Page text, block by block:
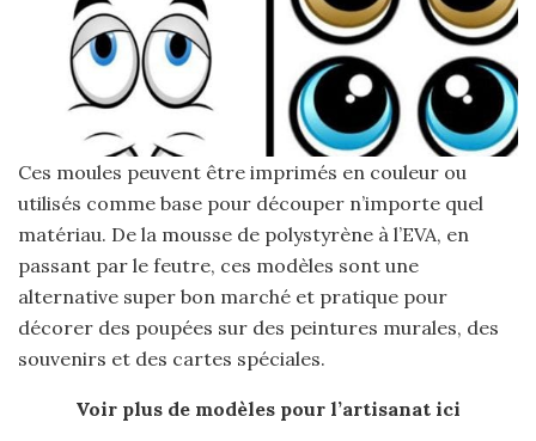
Ces moules peuvent être imprimés en couleur ou
utilisés comme base pour découper n’importe quel
matériau. De la mousse de polystyrène à l’EVA, en
passant par le feutre, ces modèles sont une
alternative super bon marché et pratique pour
décorer des poupées sur des peintures murales, des
souvenirs et des cartes spéciales.
Voir plus de modèles pour l’artisanat ici